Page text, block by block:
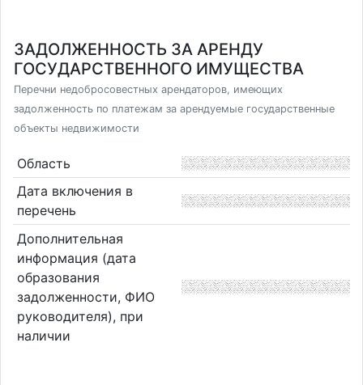
ЗАДОЛЖЕННОСТЬ ЗА АРЕНДУ
ГОСУДАРСТВЕННОГО ИМУЩЕСТВА
Перечни недобросовестных арендаторов, имеющих
задолженность по платежам за арендуемые государственные
объекты недвижимости
Область
Дата включения в
перечень
Дополнительная
информация (дата
образования
задолженности, ФИО
руководителя), при
наличии